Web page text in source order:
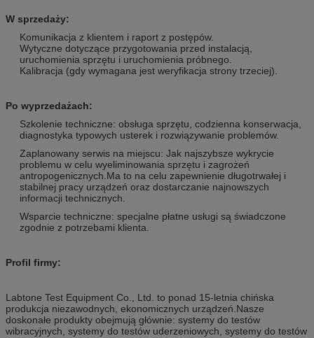
W sprzedaży:
Komunikacja z klientem i raport z postępów.
Wytyczne dotyczące przygotowania przed instalacją,
uruchomienia sprzętu i uruchomienia próbnego.
Kalibracja (gdy wymagana jest weryfikacja strony trzeciej).
Po wyprzedażach:
Szkolenie techniczne: obsługa sprzętu, codzienna konserwacja,
diagnostyka typowych usterek i rozwiązywanie problemów.
Zaplanowany serwis na miejscu: Jak najszybsze wykrycie
problemu w celu wyeliminowania sprzętu i zagrożeń
antropogenicznych.Ma to na celu zapewnienie długotrwałej i
stabilnej pracy urządzeń oraz dostarczanie najnowszych
informacji technicznych.
Wsparcie techniczne: specjalne płatne usługi są świadczone
zgodnie z potrzebami klienta.
Profil firmy:
Labtone Test Equipment Co., Ltd. to ponad 15-letnia chińska
produkcja niezawodnych, ekonomicznych urządzeń.Nasze
doskonałe produkty obejmują głównie: systemy do testów
wibracyjnych, systemy do testów uderzeniowych, systemy do testów